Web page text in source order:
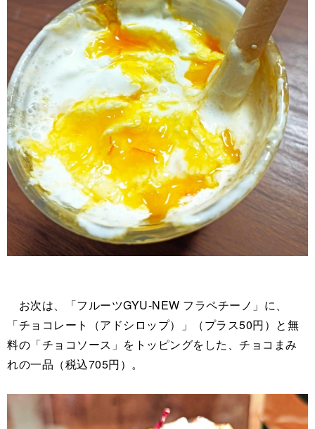
お次は、「フルーツGYU‐NEW フラペチーノ」に、
「チョコレート（アドシロップ）」（プラス50円）と無
料の「チョコソース」をトッピングをした、チョコまみ
れの一品（税込705円）。